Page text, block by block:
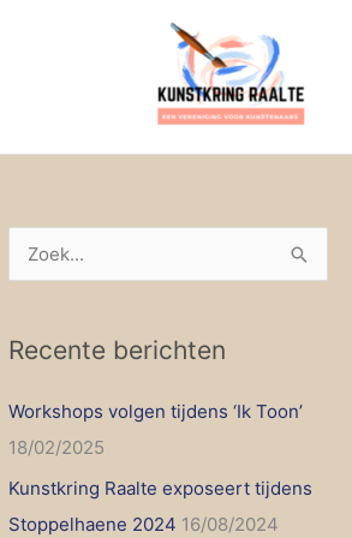
k
n
a
Recente berichten
Workshops volgen tijdens ‘Ik Toon’
18/02/2025
Kunstkring Raalte exposeert tijdens
Stoppelhaene 2024 16/08/2024